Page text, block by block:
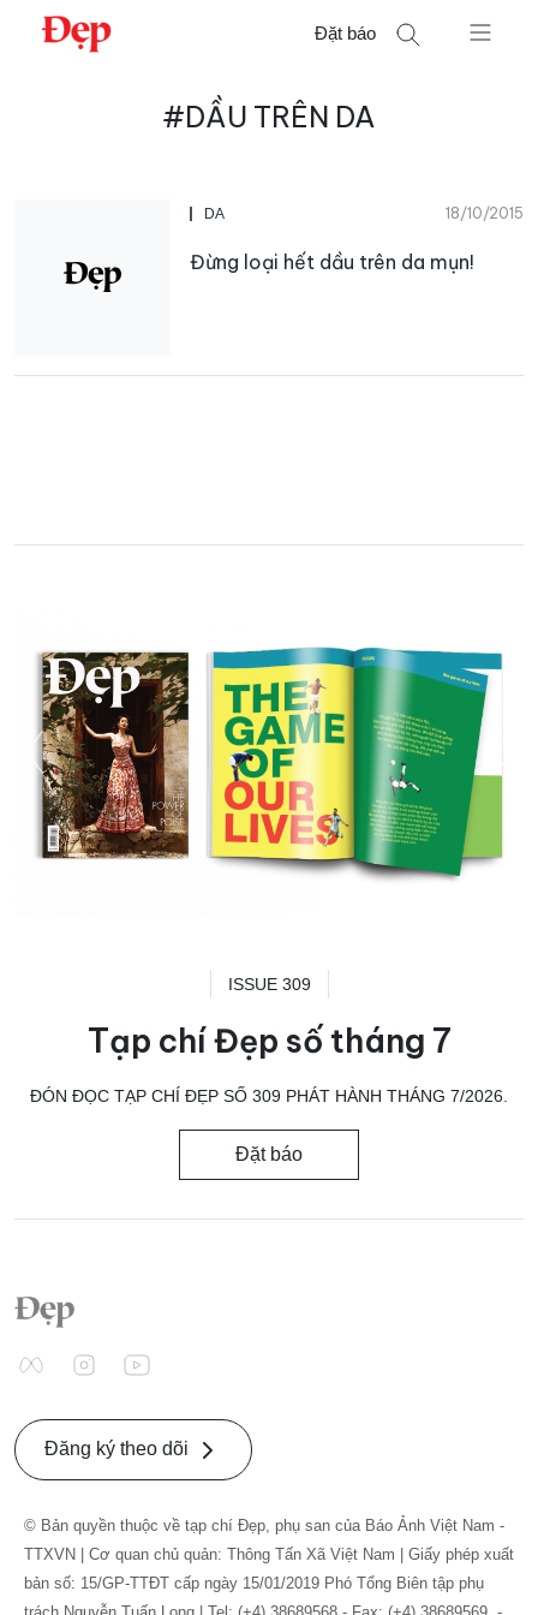
Chuyển
Đặt báo
#DẦU TRÊN DA
DA 18/10/2015
Đừng loại hết dầu trên da mụn!
ISSUE 309
Tạp chí Đẹp số tháng 7
ĐÓN ĐỌC TẠP CHÍ ĐẸP SỐ 309 PHÁT HÀNH THÁNG 7/2026.
Đặt báo
Đăng ký theo dõi
© Bản quyền thuộc về tạp chí Đẹp, phụ san của Báo Ảnh Việt Nam -
TTXVN | Cơ quan chủ quản: Thông Tấn Xã Việt Nam | Giấy phép xuất
bản số: 15/GP-TTĐT cấp ngày 15/01/2019 Phó Tổng Biên tập phụ